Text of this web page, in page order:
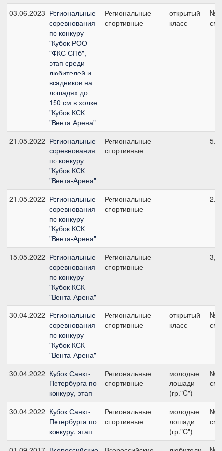
03.06.2023 Региональные
соревнования
по конкуру
"Кубок РОО
"ФКС СПб",
этап среди
любителей и
всадников на
лошадях до
150 см в холке
"Кубок КСК
"Вента Арена"
Региональные
спортивные
открытый
класс
см
21.05.2022 Региональные
соревнования
по конкуру
"Кубок КСК
"Вента-Арена"
Региональные
спортивные
21.05.2022 Региональные
соревнования
по конкуру
"Кубок КСК
"Вента-Арена"
Региональные
спортивные
15.05.2022 Региональные
соревнования
по конкуру
"Кубок КСК
"Вента-Арена"
Региональные
спортивные
3,
30.04.2022 Региональные
соревнования
по конкуру
"Кубок КСК
"Вента-Арена"
Региональные
спортивные
открытый
класс
см
30.04.2022 Кубок Санкт-
Петербурга по
конкуру, этап
Региональные
спортивные
молодые
лошади
(гр."C")
см
30.04.2022 Кубок Санкт-
Петербурга по
конкуру, этап
Региональные
спортивные
молодые
лошади
(гр."C")
см